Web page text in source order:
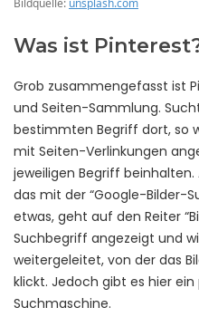
Was ist
Grob zusammengefasst ist
und Seiten-Sammlung.
bestimmten Begriff dort, so
mit Seiten-Verlinkungen
jeweiligen Begriff
das mit der “Google-Bilder-
etwas, geht auf den Reiter
Suchbegriff angezeigt und
weitergeleitet, von der das
klickt. Jedoch gibt es hier
Suchmaschine.